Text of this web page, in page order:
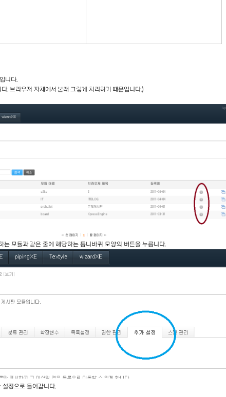
니다.
. 브라우저 자체에서 본래 그렇게 처리하기 때문입니다.)
는 모듈과 같은 줄에 해당하는 톱니바퀴 모양의 버튼을 누릅니다.
설정으로 들어갑니다.